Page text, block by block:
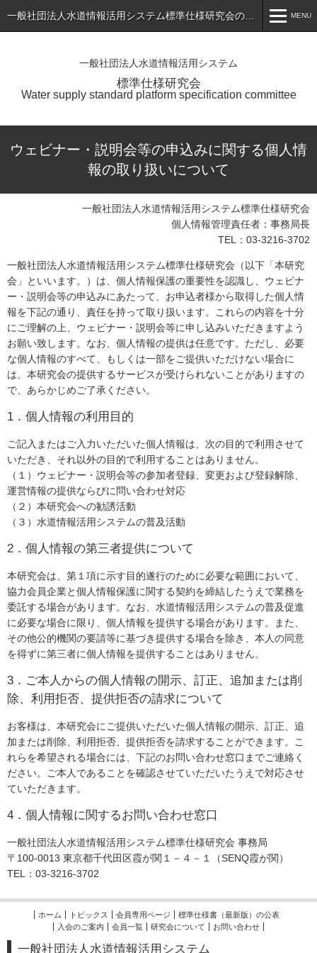
一般社団法人水道情報活用システム
標準仕様研究会
Water supply standard platform specification committee
MENU
入会のご案内
お問い合わせ
アプリケーションサービス・製品一覧
ウェビナー・説明会等の申込みに関する個人情
報の取り扱いについて
一般社団法人水道情報活用システム標準仕様研究会
個人情報管理責任者：事務局長
TEL：03-3216-3702
一般社団法人水道情報活用システム標準仕様研究会（以下「本研究
会」といいます。）は、個人情報保護の重要性を認識し、ウェビナ
ー・説明会等の申込みにあたって、お申込者様から取得した個人情
報を下記の通り、責任を持って取り扱います。これらの内容を十分
にご理解の上、ウェビナー・説明会等に申し込みいただきますよう
お願い致します。なお、個人情報の提供は任意です。ただし、必要
な個人情報のすべて、もしくは一部をご提供いただけない場合に
は、本研究会の提供するサービスが受けられないことがありますの
で、あらかじめご了承ください。
1．個人情報の利用目的
ご記入またはご入力いただいた個人情報は、次の目的で利用させて
いただき、それ以外の目的で利用することはありません。
（１）ウェビナー・説明会等の参加者登録、変更および登録解除、
運営情報の提供ならびに問い合わせ対応
（２）本研究会への勧誘活動
（３）水道情報活用システムの普及活動
2．個人情報の第三者提供について
本研究会は、第１項に示す目的遂行のために必要な範囲において、
協力会員企業と個人情報保護に関する契約を締結したうえで業務を
委託する場合があります。なお、水道情報活用システムの普及促進
に必要な場合に限り、個人情報を提供する場合があります。また、
その他公的機関の要請等に基づき提供する場合を除き、本人の同意
を得ずに第三者に個人情報を提供することはありません。
3．ご本人からの個人情報の開示、訂正、追加または削
除、利用拒否、提供拒否の請求について
お客様は、本研究会にご提供いただいた個人情報の開示、訂正、追
加または削除、利用拒否、提供拒否を請求することができます。こ
れらを希望される場合には、下記のお問い合わせ窓口までご連絡く
ださい。ご本人であることを確認させていただいたうえで対応させ
ていただきます。
4．個人情報に関するお問い合わせ窓口
一般社団法人水道情報活用システム標準仕様研究会 事務局
〒100-0013 東京都千代田区霞が関１－４－１（SENQ霞が関）
TEL：03-3216-3702
ホーム トピックス 会員専用ページ
標準仕様書（最新版）の公表
入会のご案内
会員一覧 研究会について お問い合わせ
一般社団法人水道情報活用システム